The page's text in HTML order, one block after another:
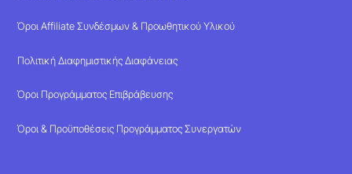
Όροι Affiliate Συνδέσμων & Προωθητικού Υλικού
Πολιτική Διαφημιστικής Διαφάνειας
Όροι Προγράμματος Επιβράβευσης
Όροι & Προϋποθέσεις Προγράμματος Συνεργατών